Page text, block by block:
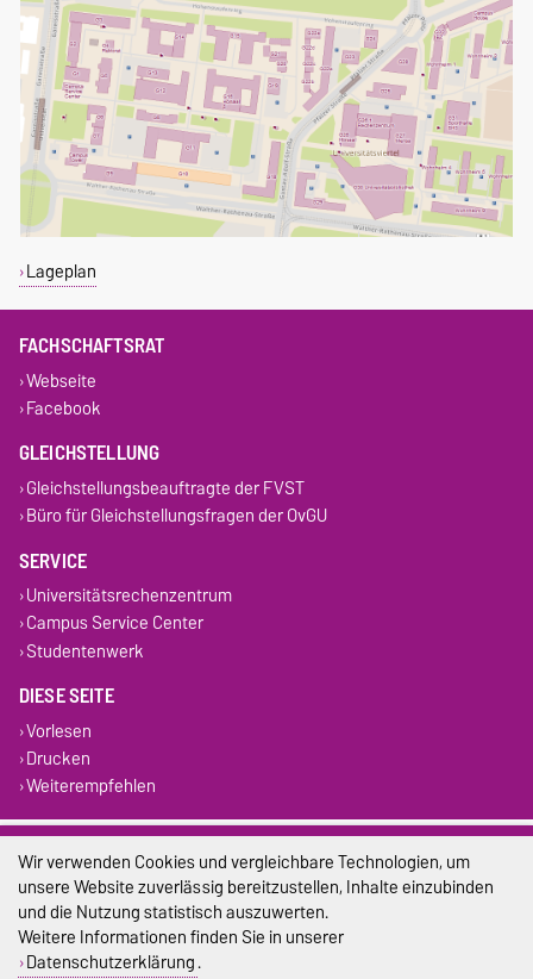
Lageplan
FACHSCHAFTSRAT
Webseite
Facebook
GLEICHSTELLUNG
Gleichstellungsbeauftragte der FVST
Büro für Gleichstellungsfragen der OvGU
SERVICE
Universitätsrechenzentrum
Campus Service Center
Studentenwerk
DIESE SEITE
Vorlesen
Drucken
Weiterempfehlen
Impressum
Datenschutz
Barrierefreiheit
Wir verwenden Cookies und vergleichbare Technologien, um
unsere Website zuverlässig bereitzustellen, Inhalte einzubinden
und die Nutzung statistisch auszuwerten.
Weitere Informationen finden Sie in unserer
Datenschutzerklärung.